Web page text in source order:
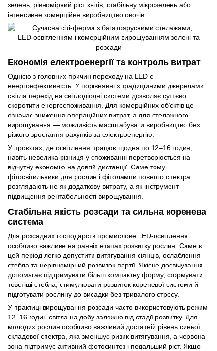
зелень, рівномірний ріст квітів, стабільну мікрозелень або
інтенсивне комерційне виробництво овочів.
Економія електроенергії та контроль витрат
Однією з головних причин переходу на LED є
енергоефективність. У порівнянні з традиційними джерелами
світла перехід на світлодіодні системи дозволяє суттєво
скоротити енергоспоживання. Для комерційних об’єктів це
означає зниження операційних витрат, а для стелажного
вирощування — можливість масштабувати виробництво без
різкого зростання рахунків за електроенергію.
У проєктах, де освітлення працює щодня по 12–16 годин,
навіть невелика різниця у споживанні перетворюється на
відчутну економію на довгій дистанції. Саме тому
фітосвітильники для рослин і фітолампи повного спектра
розглядають не як додаткову витрату, а як інструмент
підвищення рентабельності вирощування.
Стабільна якість розсади та сильна коренева
система
Для розсадних господарств промислове LED-освітлення
особливо важливе на ранніх етапах розвитку рослин. Саме в
цей період легко допустити витягування сіянців, ослаблення
стебла та нерівномірний розвиток партії. Якісне досвічування
допомагає підтримувати більш компактну форму, формувати
товстіші стебла, стимулювати розвиток кореневої системи й
підготувати рослину до висадки без тривалого стресу.
У практиці вирощування розсади часто використовують режим
12–16 годин світла на добу залежно від стадії розвитку. Для
молодих рослин особливо важливий достатній рівень синьої
складової спектра, яка зменшує ризик витягування, а червона
зона підтримує активний фотосинтез і подальший ріст. Якщо